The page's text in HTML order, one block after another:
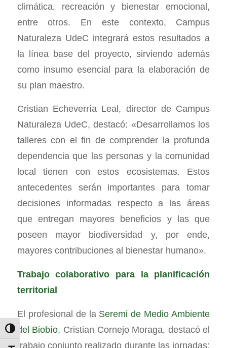
Alternar alto contraste
climática, recreación y bienestar emocional,
entre otros. En este contexto, Campus
Naturaleza UdeC integrará estos resultados a
la línea base del proyecto, sirviendo además
como insumo esencial para la elaboración de
su plan maestro.
Cristian Echeverría Leal, director de Campus
Naturaleza UdeC, destacó: «Desarrollamos los
talleres con el fin de comprender la profunda
dependencia que las personas y la comunidad
local tienen con estos ecosistemas. Estos
antecedentes serán importantes para tomar
decisiones informadas respecto a las áreas
que entregan mayores beneficios y las que
poseen mayor biodiversidad y, por ende,
mayores contribuciones al bienestar humano».
Trabajo colaborativo para la planificación
territorial
El profesional de la Seremi de Medio Ambiente
del Biobío, Cristian Cornejo Moraga, destacó el
trabajo conjunto realizado durante las jornadas: